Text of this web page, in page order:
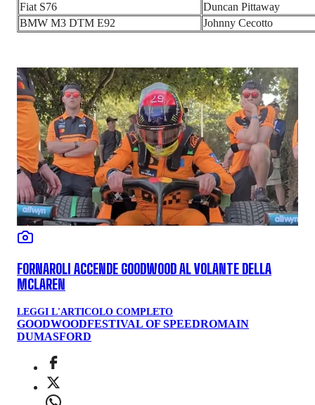
Fiat S76
Duncan Pittaway
BMW M3 DTM E92
Johnny Cecotto
FORNAROLI ACCENDE GOODWOOD AL VOLANTE DELLA
MCLAREN
LEGGI L'ARTICOLO COMPLETO
GOODWOODFESTIVAL OF SPEEDROMAIN
DUMASFORD